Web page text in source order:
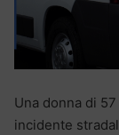
Una donna di 57
incidente